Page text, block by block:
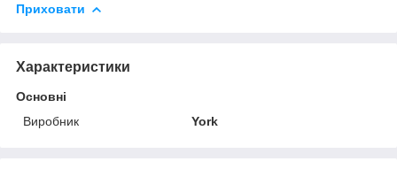
Приховати
Характеристики
Основні
Виробник
York